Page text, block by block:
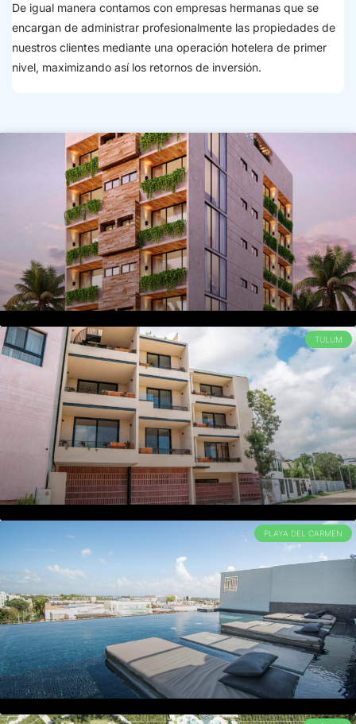
De igual manera contamos con empresas hermanas que se
encargan de administrar profesionalmente las propiedades de
nuestros clientes mediante una operación hotelera de primer
nivel, maximizando así los retornos de inversión.
TULUM
PLAYA DEL CARMEN